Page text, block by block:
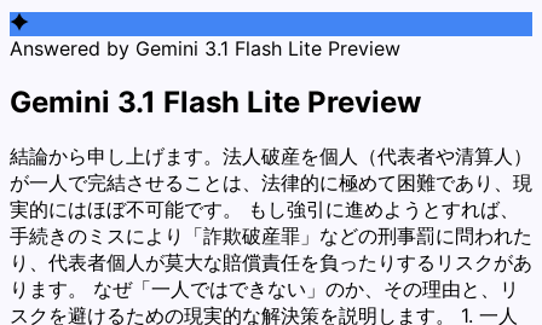
Answered by Gemini 3.1 Flash Lite Preview
Gemini 3.1 Flash Lite Preview
結論から申し上げます。法人破産を個人（代表者や清算人）
が一人で完結させることは、法律的に極めて困難であり、現
実的にはほぼ不可能です。 もし強引に進めようとすれば、
手続きのミスにより「詐欺破産罪」などの刑事罰に問われた
り、代表者個人が莫大な賠償責任を負ったりするリスクがあ
ります。 なぜ「一人ではできない」のか、その理由と、リ
スクを避けるための現実的な解決策を説明します。 1. 一人